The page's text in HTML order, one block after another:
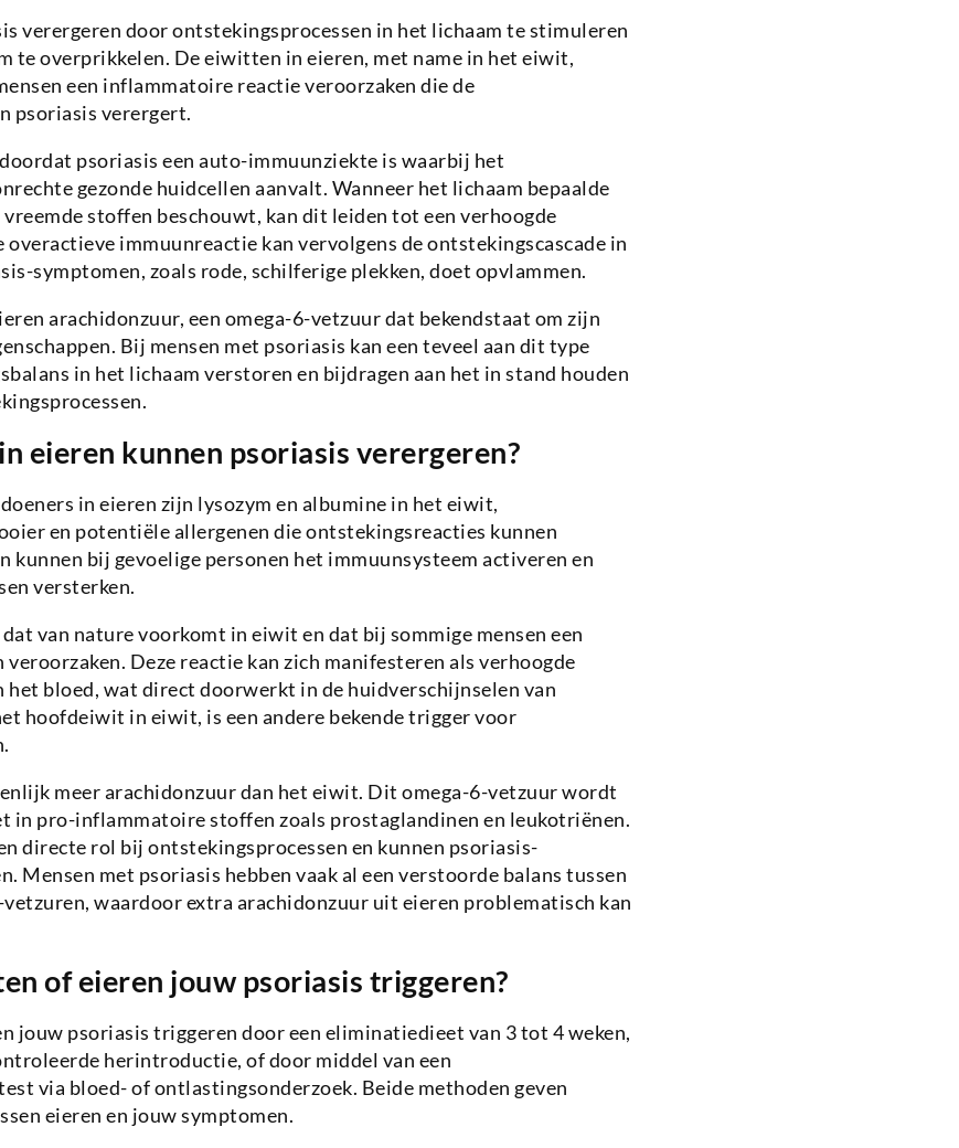
verergeren door ontstekingsprocessen in het lichaam te stimuleren
te overprikkelen. De eiwitten in eieren, met name in het eiwit,
een inflammatoire reactie veroorzaken die de
psoriasis verergert.
psoriasis een auto-immuunziekte is waarbij het
gezonde huidcellen aanvalt. Wanneer het lichaam bepaalde
stoffen beschouwt, kan dit leiden tot een verhoogde
overactieve immuunreactie kan vervolgens de ontstekingscascade in
symptomen, zoals rode, schilferige plekken, doet opvlammen.
arachidonzuur, een omega-6-vetzuur dat bekendstaat om zijn
Bij mensen met psoriasis kan een teveel aan dit type
in het lichaam verstoren en bijdragen aan het in stand houden
eieren kunnen psoriasis verergeren?
in eieren zijn lysozym en albumine in het eiwit,
en potentiële allergenen die ontstekingsreacties kunnen
kunnen bij gevoelige personen het immuunsysteem activeren en
versterken.
dat van nature voorkomt in eiwit en dat bij sommige mensen een
Deze reactie kan zich manifesteren als verhoogde
het bloed, wat direct doorwerkt in de huidverschijnselen van
hoofdeiwit in eiwit, is een andere bekende trigger voor
meer arachidonzuur dan het eiwit. Dit omega-6-vetzuur wordt
in pro-inflammatoire stoffen zoals prostaglandinen en leukotriënen.
directe rol bij ontstekingsprocessen en kunnen psoriasis-
Mensen met psoriasis hebben vaak al een verstoorde balans tussen
vetzuren, waardoor extra arachidonzuur uit eieren problematisch kan
of eieren jouw psoriasis triggeren?
jouw psoriasis triggeren door een eliminatiedieet van 3 tot 4 weken,
herintroductie, of door middel van een
via bloed- of ontlastingsonderzoek. Beide methoden geven
eieren en jouw symptomen.